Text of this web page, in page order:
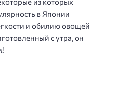
в Японии
и обилию овощей
с утра, он